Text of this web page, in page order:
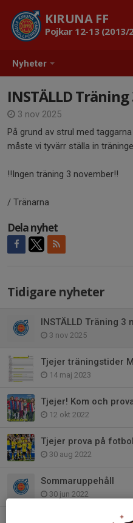
Nyheter
KIRUNA FF
Pojkar 12-13 (2013/
INSTÄLLD
3 nov 2025
På grund av strul med
måste vi tyvärr ställa in
‼️Ingen träning 3 november‼️
/ Tränarna
Dela nyhet
Tidigare nyheter
INSTÄLLD Träning 3
3 nov 2025
Tjejer träningstider
14 maj 2023
Tjejer! Kom och
12 okt 2022
Tjejer prova på
30 aug 2022
Sommaruppehåll
30 jun 2022
Träningar på